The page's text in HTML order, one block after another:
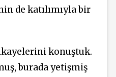
de katılımıyla bir
konuştuk.
burada yetişmiş